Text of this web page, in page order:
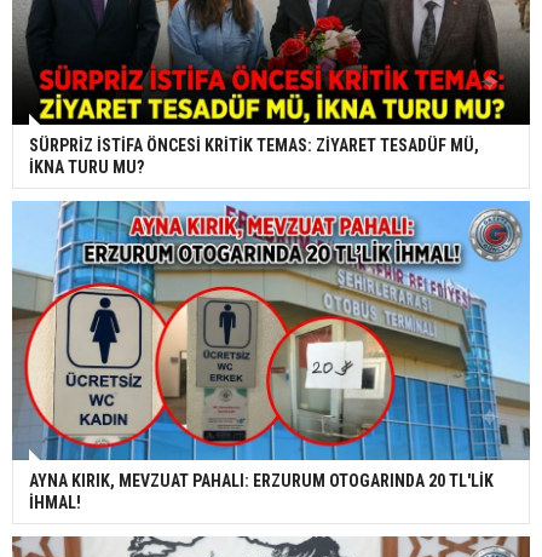
SÜRPRİZ İSTİFA ÖNCESİ KRİTİK TEMAS: ZİYARET TESADÜF MÜ,
İKNA TURU MU?
AYNA KIRIK, MEVZUAT PAHALI: ERZURUM OTOGARINDA 20 TL'LİK
İHMAL!